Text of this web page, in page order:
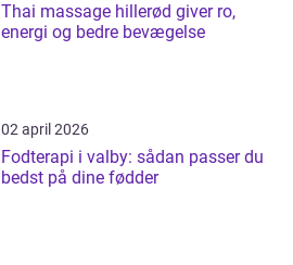
Thai massage hillerød giver ro,
energi og bedre bevægelse
02 april 2026
Fodterapi i valby: sådan passer du
bedst på dine fødder